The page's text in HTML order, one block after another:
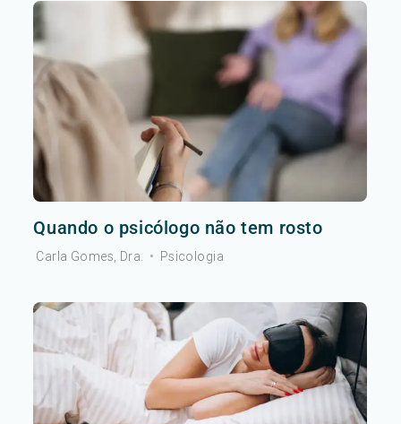
Quando o psicólogo não tem rosto
Carla Gomes, Dra. • Psicologia